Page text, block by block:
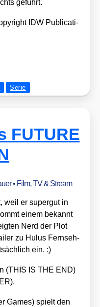
geführt.
IDW Publi­ca­ti­
Serie
FUTURE
• Film, TV & Stream
weil er super­gut in
einem bekannt
Nerd der Plot
zu Hulus Fern­seh­
ein. :)
(THIS IS THE END)
Games) spielt den